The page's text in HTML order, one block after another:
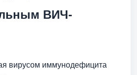
ВИЧ-
вирусом иммунодефицита